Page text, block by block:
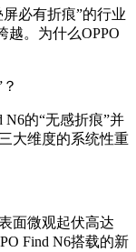
屏必有折痕”的行业
越。为什么OPPO
N6的“无感折痕”并
大维度的系统性重
面微观起伏高达
Find N6搭载的新